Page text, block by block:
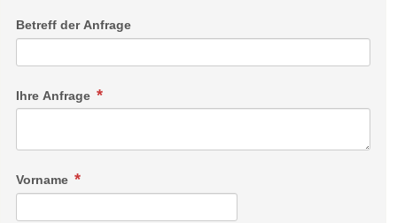
Betreff der Anfrage
Ihre Anfrage
Vorname